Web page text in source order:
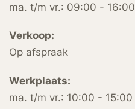
ma. t/m vr.: 09:00 - 16:00
Verkoop:
Op afspraak
Werkplaats:
ma. t/m vr.: 10:00 - 15:00